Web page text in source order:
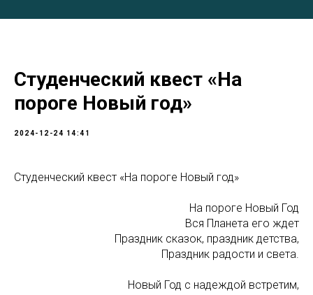
Студенческий квест «На
пороге Новый год»
2024-12-24 14:41
Студенческий квест «На пороге Новый год»
На пороге Новый Год
Вся Планета его ждет
Праздник сказок, праздник детства,
Праздник радости и света.
Новый Год с надеждой встретим,